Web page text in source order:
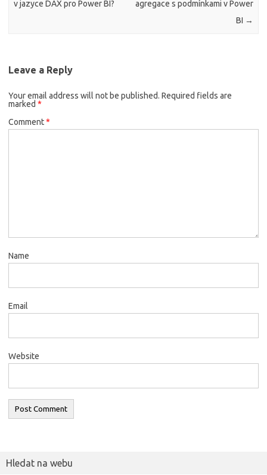
v jazyce DAX pro Power BI?
agregace s podmínkami v Power
BI →
Leave a Reply
Your email address will not be published. Required fields are
marked *
Comment*
Name
Email
Website
Hledat na webu